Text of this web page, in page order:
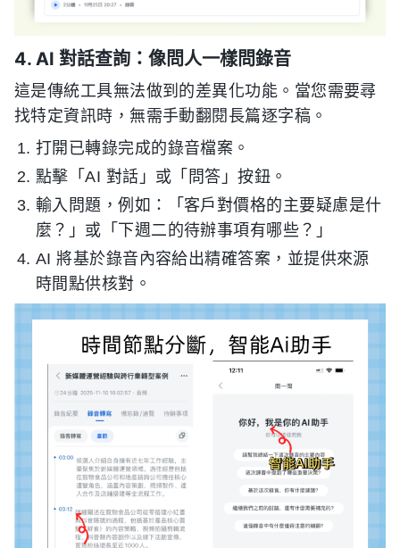
4. AI 對話查詢：像問人一樣問錄音
這是傳統工具無法做到的差異化功能。當您需要尋
找特定資訊時，無需手動翻閱長篇逐字稿。
打開已轉錄完成的錄音檔案。
點擊「AI 對話」或「問答」按鈕。
輸入問題，例如：「客戶對價格的主要疑慮是什
麼？」或「下週二的待辦事項有哪些？」
AI 將基於錄音內容給出精確答案，並提供來源
時間點供核對。